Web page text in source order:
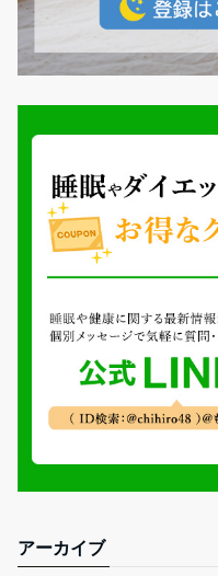
アーカイブ